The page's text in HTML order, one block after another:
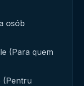
osób
(Para quem
(Pentru